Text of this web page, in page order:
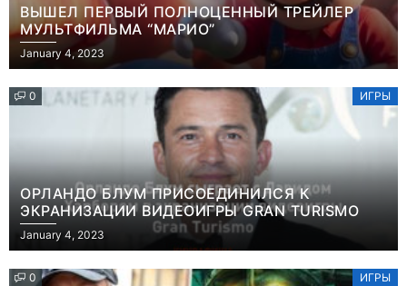
ВЫШЕЛ ПЕРВЫЙ ПОЛНОЦЕННЫЙ ТРЕЙЛЕР
МУЛЬТФИЛЬМА “МАРИО”
January 4, 2023
0 ИГРЫ
ОРЛАНДО БЛУМ ПРИСОЕДИНИЛСЯ К
ЭКРАНИЗАЦИИ ВИДЕОИГРЫ GRAN TURISMO
January 4, 2023
0 ИГРЫ